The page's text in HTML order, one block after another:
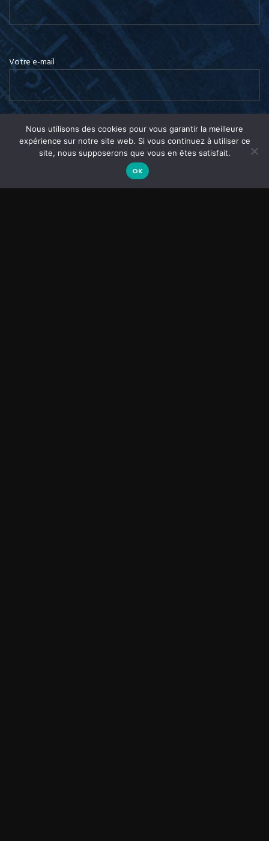
Votre e-mail
Objet
Nous utilisons des cookies pour vous garantir la meilleure
expérience sur notre site web. Si vous continuez à utiliser ce
site, nous supposerons que vous en êtes satisfait.
OK